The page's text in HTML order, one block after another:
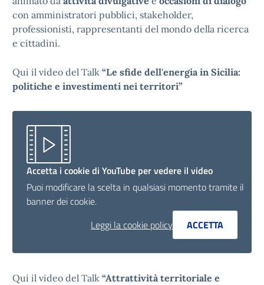
con amministratori pubblici, stakeholder,
professionisti, rappresentanti del mondo della ricerca
e cittadini.
Qui il video del Talk “Le sfide dell'energia in Sicilia:
politiche e investimenti nei territori”
Accetta i cookie di YouTube per vedere il video
Puoi modificare la scelta in qualsiasi momento tramite il
banner dei cookie.
Leggi la cookie policy
ACCETTA
Qui il video del Talk “Attrattività territoriale e